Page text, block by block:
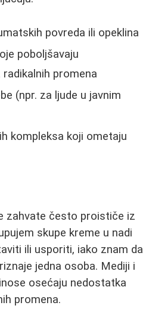
povreda ili opeklina
poboljšavaju
promena
(npr. za ljude u javnim
kompleksa koji ometaju
zahvate često proističe iz
skupe kreme u nadi
ili usporiti, iako znam da
jedna osoba. Mediji i
osećaju nedostatka
promena.